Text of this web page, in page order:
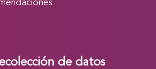
de datos